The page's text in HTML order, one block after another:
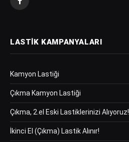
Facebook
LASTIK KAMPANYALARI
Kamyon Lastiği
Çıkma Kamyon Lastiği
Çıkma, 2.el Eski Lastiklerinizi Alıyoruz!
İkinci El (Çıkma) Lastik Alınır!